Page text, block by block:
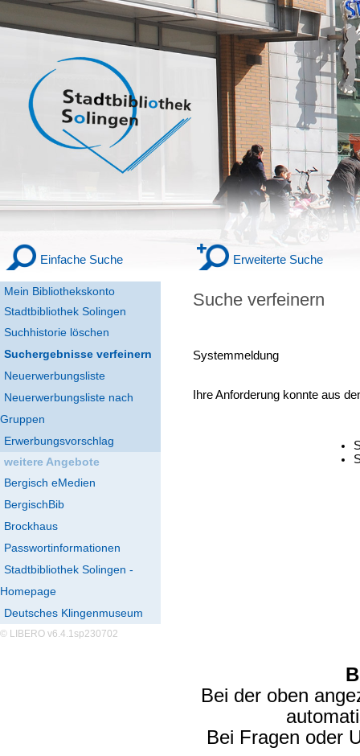
Mein Bibliothekskonto
Stadtbibliothek Solingen
Einfache Suche Erweiterte Suche
Suchhistorie löschen
Suchergebnisse verfeinern
Neuerwerbungsliste
Neuerwerbungsliste nach
Gruppen
Erwerbungsvorschlag
weitere Angebote
Bergisch eMedien
BergischBib
Brockhaus
Passwortinformationen
Stadtbibliothek Solingen -
Homepage
Deutsches Klingenmuseum
© LIBERO v6.4.1sp230702
Suche verfeinern
Systemmeldung
Ihre Anforderung konnte aus
Bei der oben
Bei Fragen oder